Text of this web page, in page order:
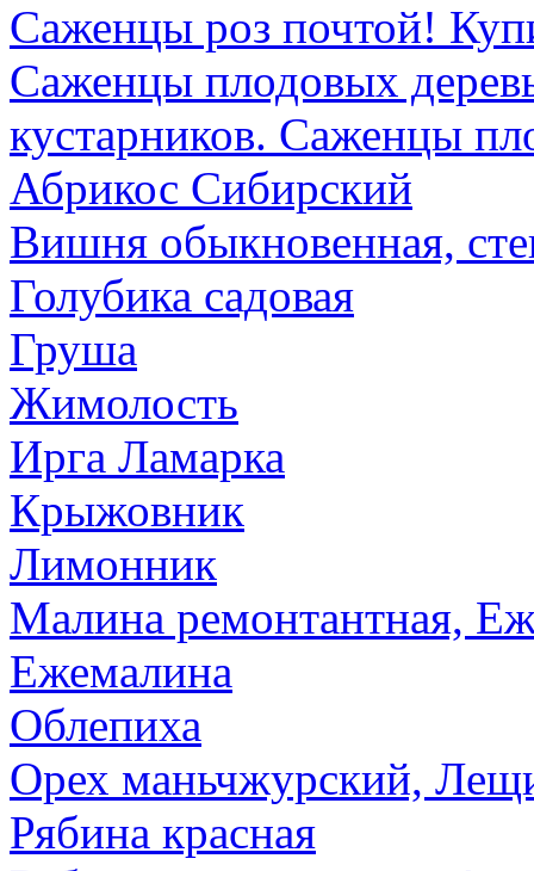
Саженцы роз почтой!
Саженцы плодовых
кустарников. Саженцы
Абрикос Сибирский
Вишня обыкновенная,
Голубика садовая
Груша
Жимолость
Ирга Ламарка
Крыжовник
Лимонник
Малина ремонтантная,
Ежемалина
Облепиха
Орех маньчжурский,
Рябина красная